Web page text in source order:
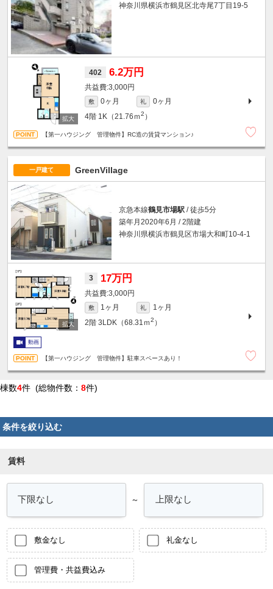
神奈川県横浜市鶴見区北寺尾7丁目19-5
402 6.2万円
3,000円
敷 0ヶ月 礼
0ヶ月
4階 1K（21.76ｍ2 ）
【第一ハウジング 管理物件】RC造の賃貸マンション♪
一戸建て GreenVillage
京急本線鶴見市場駅 / 徒歩5分
築年月2020年6月 / 2階建
神奈川県横浜市鶴見区市場大和町10-4-1
3 17万円
3,000円
敷 1ヶ月 礼
1ヶ月
2階 3LDK（68.31ｍ2 ）
動画
【第一ハウジング 管理物件】駐車スペースあり！
棟数4件 (総物件数： 8件)
条件を絞り込む
賃料
～
敷金なし 礼金なし
管理費・共益費込み